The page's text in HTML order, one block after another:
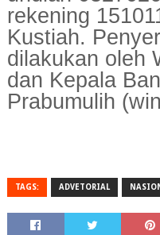
TAGS: ADVETORIAL